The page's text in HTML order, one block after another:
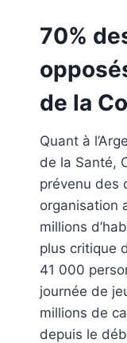
70%
de la
Quant à
de la Santé,
prévenu des
organisation
millions
plus critique
41 000
journée de
millions de
depuis le